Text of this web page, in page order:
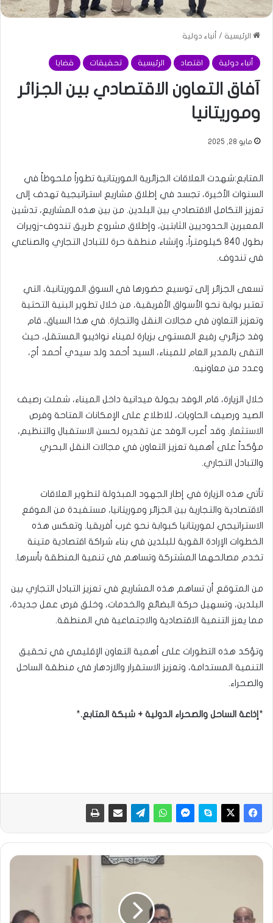
الرئيسية / أنباء دولية
أنباء دولية اقتصاد الرئيسية تحقيقات قضايا
آفاق التعاون الاقتصادي بين الجزائر
وموريتانيا
مايو 28, 2025
المتابع:شهدت العلاقات الجزائرية الموريتانية تطوراً ملحوظاً في
السنوات الأخيرة، تجسد في إطلاق مشاريع استراتيجية تهدف إلى
تعزيز التكامل الاقتصادي بين البلدين. من بين هذه المشاريع، تدشين
المعبرين الحدوديين الثابتين، وإطلاق مشروع طريق تندوف-زويرات
بطول 840 كيلومتراً، وإنشاء منطقة حرة للتبادل التجاري والصناعي
في تندوف.
تسعى الجزائر إلى توسيع حضورها في السوق الموريتانية، التي
تعتبر بوابة نحو الأسواق الأفريقية، من خلال تطوير البنية التحتية
وتعزيز التعاون في مجالات النقل والتجارة. في هذا السياق، قام
وفد جزائري رفيع المستوى بزيارة لميناء نواذيبو المستقل، حيث
التقى بالمدير العام للميناء، السيد أحمد ولد سيدي أحمد أج،
وعدد من معاونيه.
خلال الزيارة، قام الوفد بجولة ميدانية داخل الميناء، شملت رصيف
الصيد ورصيف الحاويات، للاطلاع على الإمكانات المتاحة وفرص
الاستثمار. وقد أعرب الوفد عن تقديره لحسن الاستقبال والتنظيم،
مؤكداً على أهمية تعزيز التعاون في مجالات النقل البحري
والتبادل التجاري.
تأتي هذه الزيارة في إطار الجهود المبذولة لتطوير العلاقات
الاقتصادية والتجارية بين الجزائر وموريتانيا، مستفيدة من الموقع
الاستراتيجي لموريتانيا كبوابة نحو غرب أفريقيا. وتعكس هذه
الخطوات الإرادة القوية للبلدين في بناء شراكة اقتصادية متينة
تخدم مصالحهما المشتركة وتساهم في تنمية المنطقة بأسرها.
من المتوقع أن تساهم هذه المشاريع في تعزيز التبادل التجاري بين
البلدين، وتسهيل حركة البضائع والخدمات، وخلق فرص عمل جديدة،
مما يعزز التنمية الاقتصادية والاجتماعية في المنطقة.
وتؤكد هذه التطورات على أهمية التعاون الإقليمي في تحقيق
التنمية المستدامة، وتعزيز الاستقرار والازدهار في منطقة الساحل
والصحراء.
*إذاعة الساحل والصحراء الدولية + شبكة المتابع.*